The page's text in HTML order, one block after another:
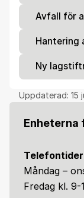
Avfall för
Ny
Uppdaterad: 15
Enheterna
Telefontider
Måndag –
Fredag kl. 9-